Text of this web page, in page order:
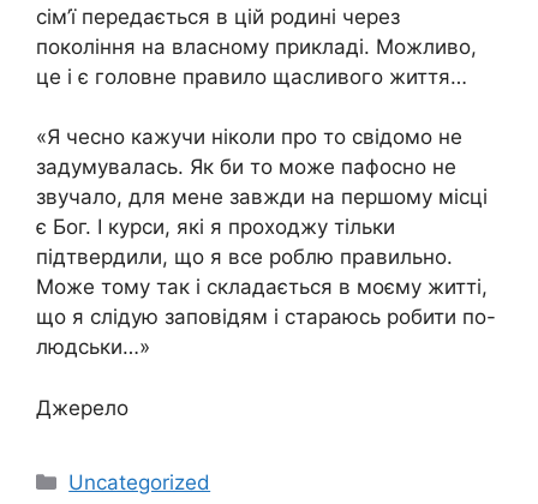
сім’ї передається в цій родині через
покоління на власному прикладі. Можливо,
це і є головне правило щасливого життя…
«Я чесно кажучи ніколи про то свідомо не
задумувалась. Як би то може пафосно не
звучало, для мене завжди на першому місці
є Бог. І курси, які я проходжу тільки
підтвердили, що я все роблю правильно.
Може тому так і складається в моєму житті,
що я слідую заповідям і стараюсь робити по-
людськи…»
Джерело
Категорії
Uncategorized